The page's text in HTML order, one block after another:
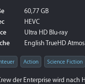
60,77 GB
HEVC
Ultra HD Blu-ray
English TrueHD
Action Science Fiction
der Enterprise wird nach